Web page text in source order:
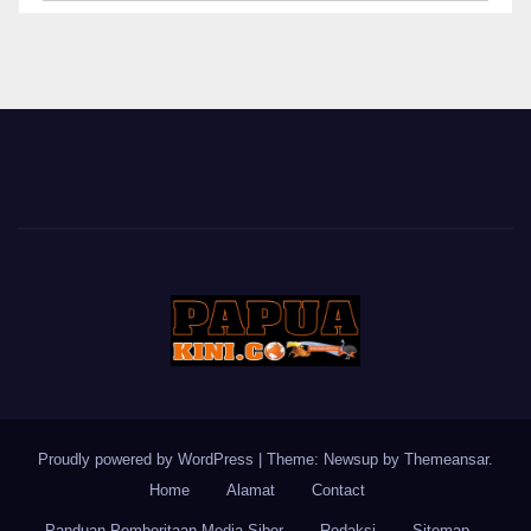
Proudly powered by WordPress Theme: Newsup by Themeansar.
Home
Alamat Contact